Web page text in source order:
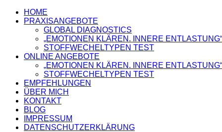
HOME
PRAXISANGEBOTE
GLOBAL DIAGNOSTICS
„EMOTIONEN KLÄREN. INNERE ENTLASTUNG“
STOFFWECHELTYPEN TEST
ONLINE ANGEBOTE
„EMOTIONEN KLÄREN. INNERE ENTLASTUNG“
STOFFWECHELTYPEN TEST
EMPFEHLUNGEN
ÜBER MICH
KONTAKT
BLOG
IMPRESSUM
DATENSCHUTZERKLÄRUNG